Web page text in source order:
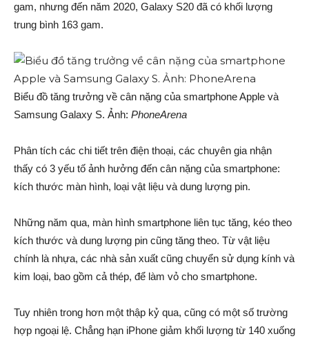
gam, nhưng đến năm 2020, Galaxy S20 đã có khối lượng
trung bình 163 gam.
Biểu đồ tăng trưởng về cân nặng của smartphone Apple và
Samsung Galaxy S. Ảnh: PhoneArena
Phân tích các chi tiết trên điện thoại, các chuyên gia nhận
thấy có 3 yếu tố ảnh hưởng đến cân nặng của smartphone:
kích thước màn hình, loại vật liệu và dung lượng pin.
Những năm qua, màn hình smartphone liên tục tăng, kéo theo
kích thước và dung lượng pin cũng tăng theo. Từ vật liệu
chính là nhựa, các nhà sản xuất cũng chuyển sử dụng kính và
kim loại, bao gồm cả thép, để làm vỏ cho smartphone.
Tuy nhiên trong hơn một thập kỷ qua, cũng có một số trường
hợp ngoại lệ. Chẳng hạn iPhone giảm khối lượng từ 140 xuống